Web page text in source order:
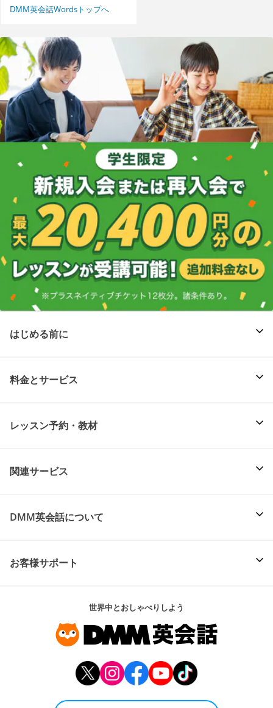
DMM英会話Wordsトップへ
はじめる前に
料金とサービス
レッスン予約・教材
関連サービス
DMM英会話について
お客様サポート
世界中とおしゃべりしよう